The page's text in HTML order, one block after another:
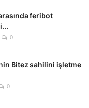
feribot
0
Bitez sahilini işletme
0